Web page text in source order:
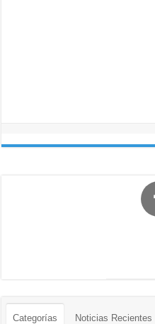
Categorías Noticias Recientes